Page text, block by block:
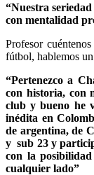
“Nuestra
con mentalidad
Profesor
fútbol, hablemos
“Pertenezco a
con historia, con
club y bueno he
inédita en
de argentina, de
y sub 23 y
con la
cualquier lado”